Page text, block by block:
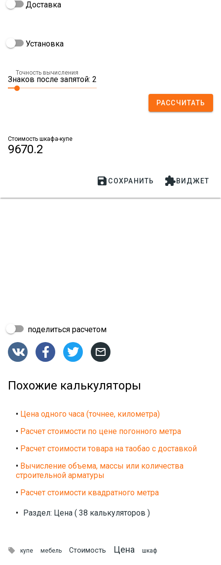
Доставка
Установка
Точность вычисления
Знаков после запятой: 2
РАССЧИТАТЬ
Стоимость шкафа-купе
9670.2
 СОХРАНИТЬ ВИДЖЕТ
поделиться расчетом
   
Похожие калькуляторы
• Цена одного часа (точнее, километра)
• Расчет стоимости по цене погонного метра
• Расчет стоимости товара на таобао с доставкой
• Вычисление объема, массы или количества
строительной арматуры
• Расчет стоимости квадратного метра
• Раздел: Цена ( 38 калькуляторов )
 купе мебель Стоимость Цена шкаф